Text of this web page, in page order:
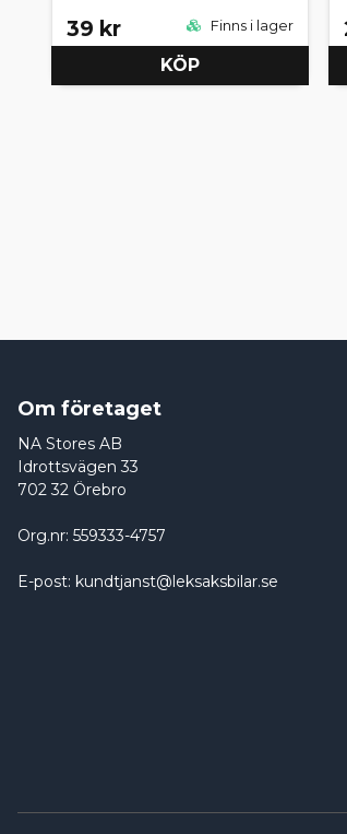
39 kr Finns i lager
KÖP
Om företaget
NA Stores AB
Idrottsvägen 33
702 32 Örebro
Org.nr: 559333-4757
E-post: kundtjanst@leksaksbilar.se